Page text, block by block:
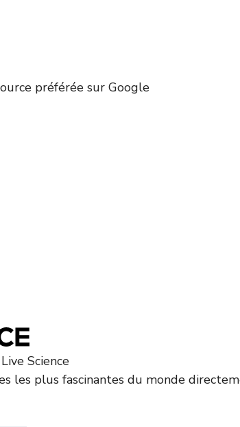
préférée sur Google
Science
les plus fascinantes du monde